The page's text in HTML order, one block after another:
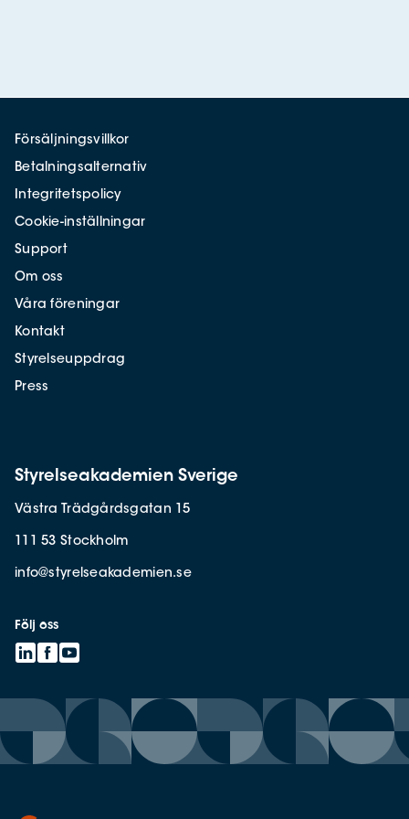
Styrelseakademien Sverige
Västra Trädgårdsgatan 15
111 53 Stockholm
info@styrelseakademien.se
Följ oss
Försäljningsvillkor
Betalningsalternativ
Integritetspolicy
Cookie-inställningar
Support
Om oss
Våra föreningar
Kontakt
Styrelseuppdrag
Press